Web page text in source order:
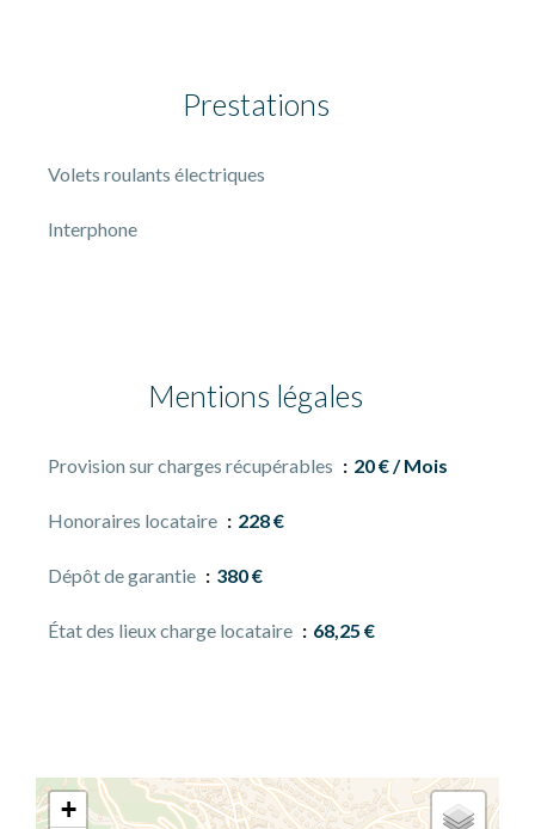
Prestations
Volets roulants électriques
Interphone
Mentions légales
Provision sur charges récupérables 20 € / Mois
Honoraires locataire 228 €
Dépôt de garantie 380 €
État des lieux charge locataire 68,25 €
+